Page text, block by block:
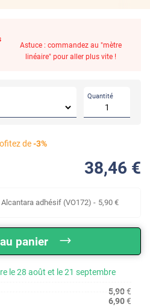
Astuce : commandez au "mètre
linéaire" pour aller plus vite !
Quantité
de-3%
38,46 €
adhésif (VO172) - 5,90 €
panier
le 28 août et le 21 septembre
5,90€
6,90€